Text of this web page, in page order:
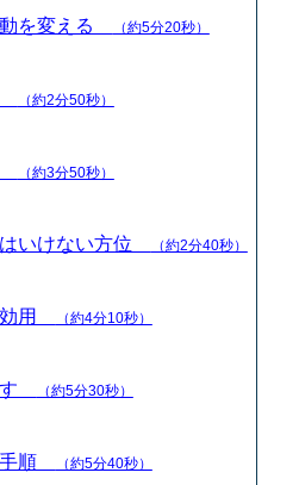
動を変える （約5分20秒）
（約2分50秒）
（約3分50秒）
いけない方位 （約2分40秒）
効用 （約4分10秒）
す （約5分30秒）
手順 （約5分40秒）